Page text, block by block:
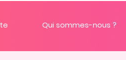
Qui sommes-nous ?